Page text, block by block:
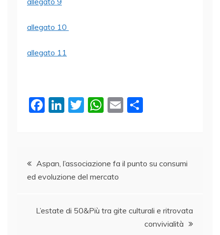
allegato 10
allegato 11
F
b
o
k
Li
dI
n
T
W
A
p
E
vi
Navigazione
articoli
Aspan, l’associazione fa il punto su consumi
ed evoluzione del mercato
L’estate di 50&Più tra gite culturali e ritrovata
convivialità